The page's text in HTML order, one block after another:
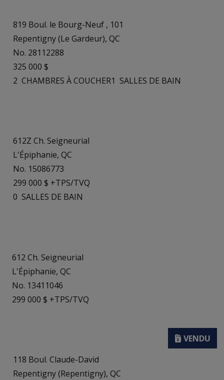
819 Boul. le Bourg-Neuf , 101
Repentigny (Le Gardeur), QC
No. 28112288
325 000 $
2 CHAMBRES À COUCHER1 SALLES DE BAIN
612Z Ch. Seigneurial
L'Épiphanie, QC
No. 15086773
299 000 $ +TPS/TVQ
0 SALLES DE BAIN
612 Ch. Seigneurial
L'Épiphanie, QC
No. 13411046
299 000 $ +TPS/TVQ
118 Boul. Claude-David
Repentigny (Repentigny), QC